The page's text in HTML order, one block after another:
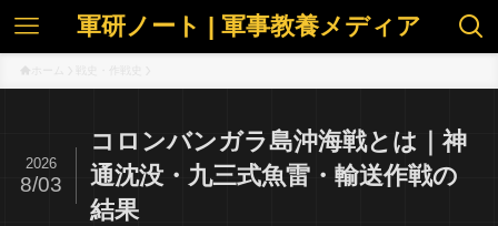
軍研ノート | 軍事教養メディア
コロンバンガラ島沖海戦とは｜神
通沈没・九三式魚雷・輸送作戦の
結果
2026
8/03